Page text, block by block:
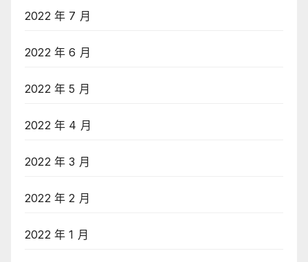
2022 年 7 月
2022 年 6 月
2022 年 5 月
2022 年 4 月
2022 年 3 月
2022 年 2 月
2022 年 1 月